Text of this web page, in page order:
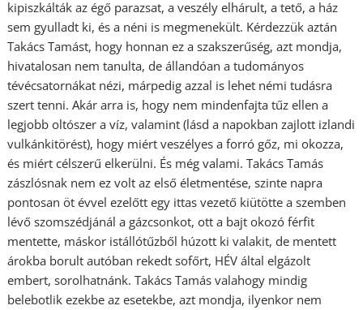
kipiszkálták az égő parazsat, a veszély elhárult, a tető, a ház
sem gyulladt ki, és a néni is megmenekült. Kérdezzük aztán
Takács Tamást, hogy honnan ez a szakszerűség, azt mondja,
hivatalosan nem tanulta, de állandóan a tudományos
tévécsatornákat nézi, márpedig azzal is lehet némi tudásra
szert tenni. Akár arra is, hogy nem mindenfajta tűz ellen a
legjobb oltószer a víz, valamint (lásd a napokban zajlott izlandi
vulkánkitörést), hogy miért veszélyes a forró gőz, mi okozza,
és miért célszerű elkerülni. És még valami. Takács Tamás
zászlósnak nem ez volt az első életmentése, szinte napra
pontosan öt évvel ezelőtt egy ittas vezető kiütötte a szemben
lévő szomszédjánál a gázcsonkot, ott a bajt okozó férfit
mentette, máskor istállótűzből húzott ki valakit, de mentett
árokba borult autóban rekedt sofőrt, HÉV által elgázolt
embert, sorolhatnánk. Takács Tamás valahogy mindig
belebotlik ezekbe az esetekbe, azt mondja, ilyenkor nem